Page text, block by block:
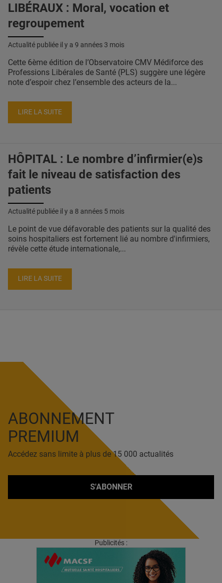
LIBÉRAUX : Moral, vocation et
regroupement
Actualité publiée il y a 9 années 3 mois
Cette 6ème édition de l’Observatoire CMV Médiforce des
Professions Libérales de Santé (PLS) suggère une légère
note d’espoir chez l’ensemble des acteurs de la...
LIRE LA SUITE
HÔPITAL : Le nombre d’infirmier(e)s
fait le niveau de satisfaction des
patients
Actualité publiée il y a 8 années 5 mois
Le point de vue défavorable des patients sur la qualité des
soins hospitaliers est fortement lié au nombre d'infirmiers,
révèle cette étude internationale,...
LIRE LA SUITE
ABONNEMENT
PREMIUM
Accédez sans limite à plus de 15 000 actualités
S'ABONNER
Publicités :